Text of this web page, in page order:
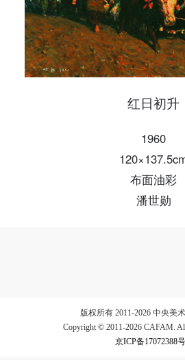
红日初升
1960
布面油彩
潘世勋
版权所有 2011-2026 中央美
Copyright © 2011-2026 CAFAM. All
京ICP备17072388
手机号码
手机号码将作为您的